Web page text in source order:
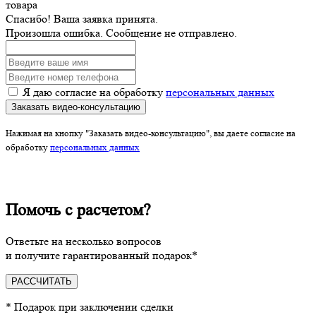
товара
Спасибо! Ваша заявка принята.
Произошла ошибка. Сообщение не отправлено.
Я даю согласие на обработку персональных данных
Заказать видео-консультацию
Нажимая на кнопку "Заказать видео-консультацию", вы даете согласие на
обработку персональных данных
Помочь с расчетом?
Ответьте на несколько вопросов
и получите гарантированный подарок*
РАССЧИТАТЬ
* Подарок при заключении сделки